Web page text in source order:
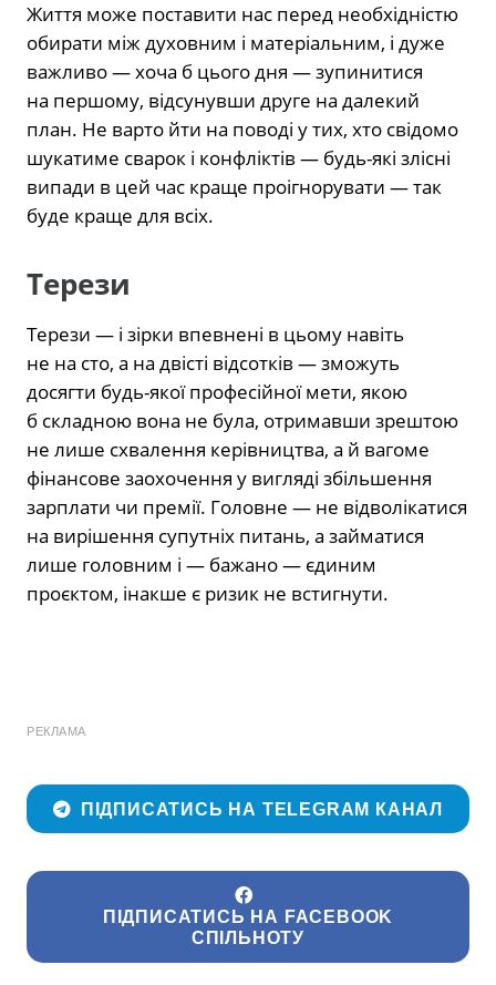
Життя може поставити нас перед необхідністю
обирати між духовним і матеріальним, і дуже
важливо — хоча б цього дня — зупинитися
на першому, відсунувши друге на далекий
план. Не варто йти на поводі у тих, хто свідомо
шукатиме сварок і конфліктів — будь-які злісні
випади в цей час краще проігнорувати — так
буде краще для всіх.
Терези
Терези — і зірки впевнені в цьому навіть
не на сто, а на двісті відсотків — зможуть
досягти будь-якої професійної мети, якою
б складною вона не була, отримавши зрештою
не лише схвалення керівництва, а й вагоме
фінансове заохочення у вигляді збільшення
зарплати чи премії. Головне — не відволікатися
на вирішення супутніх питань, а займатися
лише головним і — бажано — єдиним
проєктом, інакше є ризик не встигнути.
РЕКЛАМА
ПІДПИСАТИСЬ НА TELEGRAM КАНАЛ
ПІДПИСАТИСЬ НА FACEBOOK
СПІЛЬНОТУ